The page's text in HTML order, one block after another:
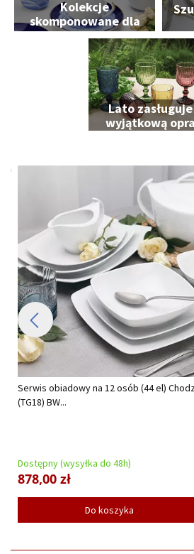
Kolekcje
skomponowane dla
Ciebie
Lato
wyjątkową
Serwis obiadowy na 12 osób (44 el)
(TG18) BW...
Dostępny (wysyłka do 48h)
878,00 zł
Do koszyka